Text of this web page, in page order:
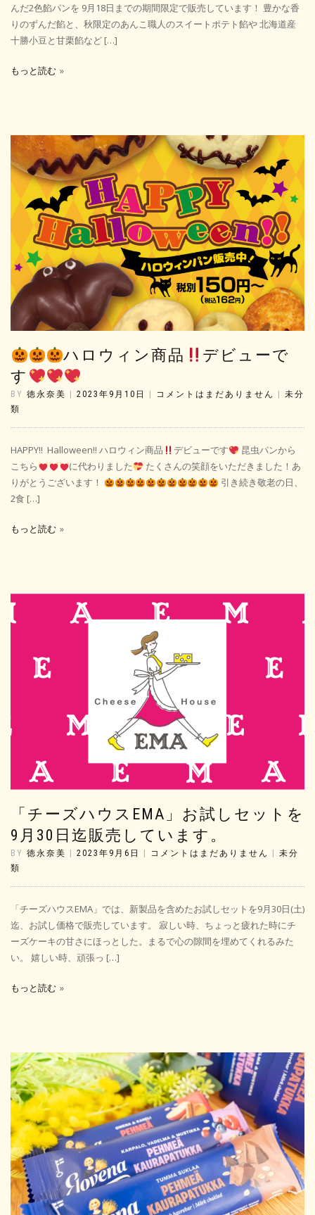
んだ2色餡パンを 9月18日までの期間限定で販売しています！ 豊かな香
りのずんだ餡と、秋限定のあんこ職人のスイートポテト餡や 北海道産
十勝小豆と甘栗餡など […]
もっと読む
ハロウィン商品
デビューで
す
BY 徳永奈美 2023年9月10日 コメントはまだありません
未分
類
HAPPY!! Halloween!! ハロウィン商品 デビューです
昆虫パンから
こちら
に代わりました
たくさんの笑顔をいただきました！あ
りがとうございます！
引き続き敬老の日、
2食 […]
もっと読む
「チーズハウスEMA」お試しセットを
9月30日迄販売しています。
BY 徳永奈美 2023年9月6日 コメントはまだありません
未分
類
「チーズハウスEMA」では、新製品を含めたお試しセットを9月30日(土)
迄、お試し価格で販売しています。 寂しい時、ちょっと疲れた時にチ
ーズケーキの甘さにほっとした。まるで心の隙間を埋めてくれるみた
い。 嬉しい時、頑張っ […]
もっと読む